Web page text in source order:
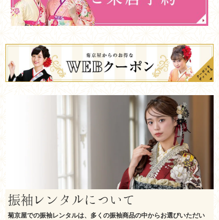
振袖レンタルについて
菊京屋での振袖レンタルは、多くの振袖商品の中からお選びいただい